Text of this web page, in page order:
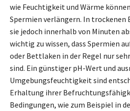
wie Feuchtigkeit und Wärme
Spermien verlängern. In trockenen
sie jedoch innerhalb von Minuten
wichtig zu wissen, dass Spermien
oder Bettlaken in der Regel nur
sind. Ein günstiger pH-Wert und
Umgebungsfeuchtigkeit sind
Erhaltung ihrer
Bedingungen, wie zum Beispiel in